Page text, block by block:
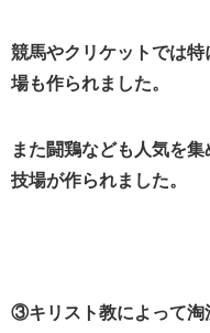
競馬やクリケットでは
場も作られました。
また闘鶏なども人気を
技場が作られました。
③キリスト教によって淘